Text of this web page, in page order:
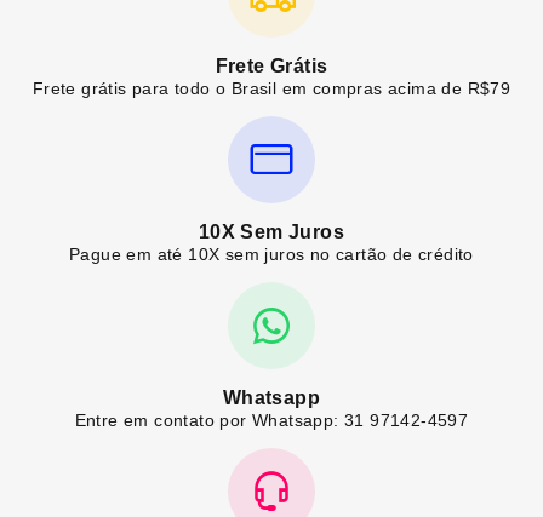
Frete Grátis
Frete grátis para todo o Brasil em compras acima de R$79
10X Sem Juros
Pague em até 10X sem juros no cartão de crédito
Whatsapp
Entre em contato por Whatsapp: 31 97142-4597